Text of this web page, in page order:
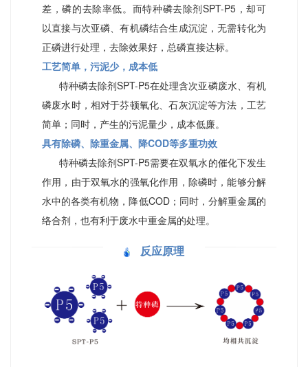
差，磷的去除率低。而特种磷去除剂SPT-P5，却可
以直接与次亚磷、有机磷结合生成沉淀，无需转化为
正磷进行处理，去除效果好，总磷直接达标。
工艺简单，污泥少，成本低
特种磷去除剂SPT-P5在处理含次亚磷废水、有机
磷废水时，相对于芬顿氧化、石灰沉淀等方法，工艺
简单；同时，产生的污泥量少，成本低廉。
具有除磷、除重金属、降COD等多重功效
特种磷去除剂SPT-P5需要在双氧水的催化下发生
作用，由于双氧水的强氧化作用，除磷时，能够分解
水中的各类有机物，降低COD；同时，分解重金属的
络合剂，也有利于废水中重金属的处理。
反应原理